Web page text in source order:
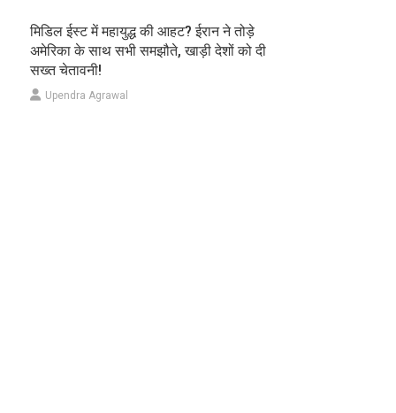
मिडिल ईस्ट में महायुद्ध की आहट? ईरान ने तोड़े
अमेरिका के साथ सभी समझौते, खाड़ी देशों को दी
सख्त चेतावनी!
Upendra Agrawal